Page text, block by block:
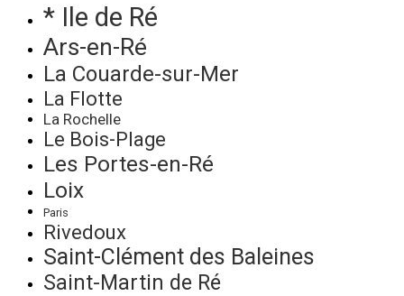
* Ile de Ré
Ars-en-Ré
La Couarde-sur-Mer
La Flotte
La Rochelle
Le Bois-Plage
Les Portes-en-Ré
Loix
Paris
Rivedoux
Saint-Clément des Baleines
Saint-Martin de Ré